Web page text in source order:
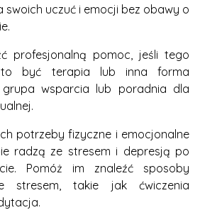
swoich uczuć i emocji bez obawy o
profesjonalną pomoc, jeśli tego
to być terapia lub inna forma
wsparcia lub poradnia dla
potrzeby fizyczne i emocjonalne
radzą ze stresem i depresją po
Pomóż im znaleźć sposoby
stresem, takie jak ćwiczenia